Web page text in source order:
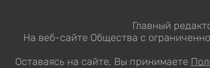
Главный
На веб-сайте Общества с
Оставаясь на сайте, Вы принимаете